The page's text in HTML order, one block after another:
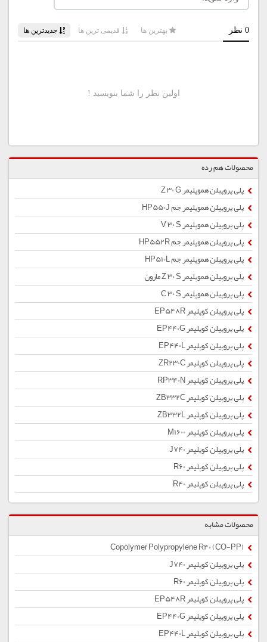
محصولات هم رده
پلی پروپیلن هموپلیمر Z 30 G
پلی پروپیلن هموپلیمر جم HP550J
پلی پروپیلن هموپلیمر V 30 S
پلی پروپیلن هموپلیمر جم HP552R
پلی پروپیلن هموپلیمر جم HP510L
پلی پروپیلن هموپلیمر Z 30 S مارون
پلی پروپیلن هموپلیمر C 30 S
پلی پروپیلن کوپلیمر EP548R
پلی پروپیلن کوپلیمر EP440G
پلی پروپیلن کوپلیمر EP440L
پلی پروپیلن کوپلیمر ZR230C
پلی پروپیلن کوپلیمر RP340N
پلی پروپیلن کوپلیمر ZB332C
پلی پروپیلن کوپلیمر ZB332L
پلی پروپیلن کوپلیمر M1600
پلی پروپیلن کوپلیمر J740
پلی پروپیلن کوپلیمر R60
پلی پروپیلن کوپلیمر R40
محصولات مشابه
پلی پروپیلن کوپلیمر J740
پلی پروپیلن کوپلیمر R60
پلی پروپیلن کوپلیمر EP548R
پلی پروپیلن کوپلیمر EP440G
پلی پروپیلن کوپلیمر EP440L